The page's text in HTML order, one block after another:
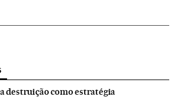
destruição como estratégia